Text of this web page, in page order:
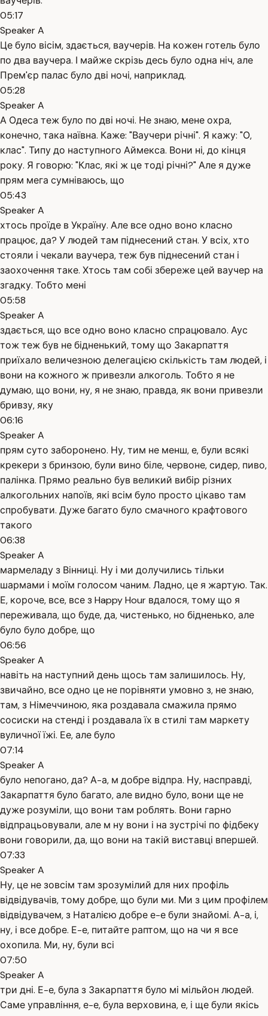
05:17
Speaker A
Це було вісім, здається, ваучерів. На кожен готель було
по два ваучера. І майже скрізь десь було одна ніч, але
Прем'єр палас було дві ночі, наприклад.
05:28
Speaker A
А Одеса теж було по дві ночі. Не знаю, мене охра,
конечно, така наївна. Каже: "Ваучери річні". Я кажу: "О,
клас". Типу до наступного Аймекса. Вони ні, до кінця
року. Я говорю: "Клас, які ж це тоді річні?" Але я дуже
прям мега сумніваюсь, що
05:43
Speaker A
хтось проїде в Україну. Але все одно воно класно
працює, да? У людей там піднесений стан. У всіх, хто
стояли і чекали ваучера, теж був піднесений стан і
заохочення таке. Хтось там собі збереже цей ваучер на
згадку. Тобто мені
05:58
Speaker A
здається, що все одно воно класно спрацювало. Аус
тож теж був не бідненький, тому що Закарпаття
приїхало величезною делегацією скількість там людей, і
вони на кожного ж привезли алкоголь. Тобто я не
думаю, що вони, ну, я не знаю, правда, як вони привезли
бривзу, яку
06:16
Speaker A
прям суто заборонено. Ну, тим не менш, е, були всякі
крекери з бринзою, були вино біле, червоне, сидер, пиво,
палінка. Прямо реально був великий вибір різних
алкогольних напоїв, які всім було просто цікаво там
спробувати. Дуже багато було смачного крафтового
такого
06:38
Speaker A
мармеладу з Вінниці. Ну і ми долучились тільки
шармами і моїм голосом чаним. Ладно, це я жартую. Так.
Е, короче, все, все з Happy Hour вдалося, тому що я
переживала, що буде, да, чистенько, но бідненько, але
було було добре, що
06:56
Speaker A
навіть на наступний день щось там залишилось. Ну,
звичайно, все одно це не порівняти умовно з, не знаю,
там, з Німеччиною, яка роздавала смажила прямо
сосиски на стенді і роздавала їх в стилі там маркету
вуличної їжі. Ее, але було
07:14
Speaker A
було непогано, да? А-а, м добре відпра. Ну, насправді,
Закарпаття було багато, але видно було, вони ще не
дуже розуміли, що вони там роблять. Вони гарно
відпрацьовували, але м ну вони і на зустрічі по фідбеку
вони говорили, да, що вони на такій виставці впершей.
07:33
Speaker A
Ну, це не зовсім там зрозумілий для них профіль
відвідувачів, тому добре, що були ми. Ми з цим профілем
відвідувачем, з Наталією добре е-е були знайомі. А-а, і,
ну, і все добре. Е-е, питайте раптом, що на чи я все
охопила. Ми, ну, були всі
07:50
Speaker A
три дні. Е-е, була з Закарпаття було мі мільйон людей.
Саме управління, е-е, була верховина, е, і ще були якісь